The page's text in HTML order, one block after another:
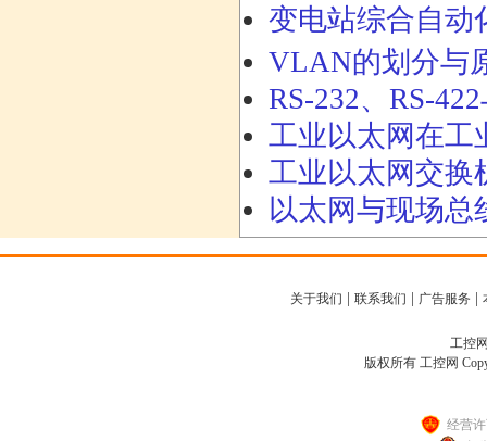
变电站综合自动
VLAN的划分与
RS-232、RS-
工业以太网在工
工业以太网交换
以太网与现场总
关于我们 联系我们 广告服务
工控
版权所有 工控网
经营